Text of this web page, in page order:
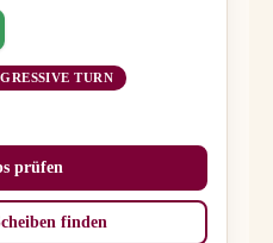
TURN
prüfen
finden